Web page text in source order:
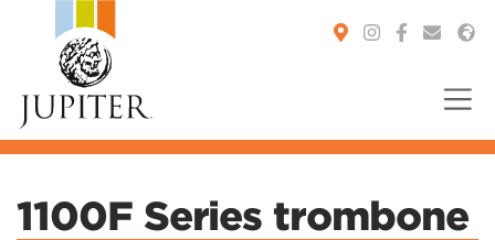
1100F Series trombone